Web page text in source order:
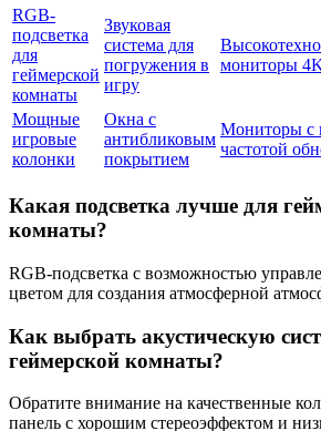
RGB-
подсветка
для
геймерской
комнаты
Звуковая
система для
погружения в
игру
мониторы
Мощные
игровые
колонки
Окна с
антибликовым
покрытием
Мониторы с
частотой
Какая подсветка лучше для
комнаты?
RGB-подсветка с возможностью
цветом для создания атмосферной
Как выбрать акустическую
геймерской комнаты?
Обратите внимание на качественные
панель с хорошим стереоэффектом и